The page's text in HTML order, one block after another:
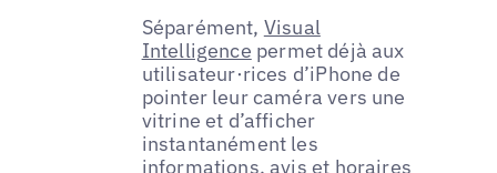
Séparément, Visual
Intelligence permet déjà aux
utilisateur·rices d’iPhone de
pointer leur caméra vers une
vitrine et d’afficher
instantanément les
informations, avis et horaires